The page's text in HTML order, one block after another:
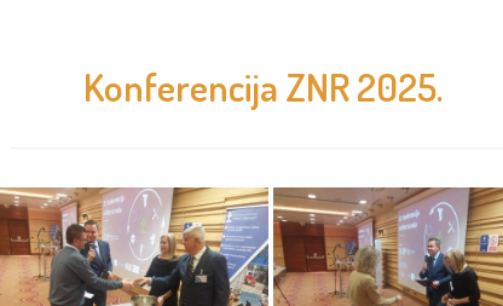
Konferencija ZNR 2025.